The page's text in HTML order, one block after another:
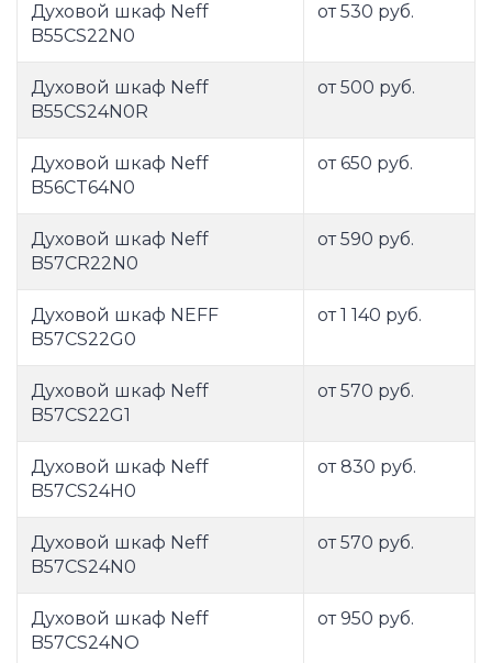
Духовой шкаф Neff
B55CS22N0
от 530 руб.
Духовой шкаф Neff
B55CS24N0R
от 500 руб.
Духовой шкаф Neff
B56CT64N0
от 650 руб.
Духовой шкаф Neff
B57CR22N0
от 590 руб.
Духовой шкаф NEFF
B57CS22G0
от 1 140 руб.
Духовой шкаф Neff
B57CS22G1
от 570 руб.
Духовой шкаф Neff
B57CS24H0
от 830 руб.
Духовой шкаф Neff
B57CS24N0
от 570 руб.
Духовой шкаф Neff
B57CS24NO
от 950 руб.